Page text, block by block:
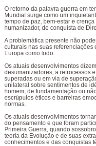
O retorno da palavra guerra em
Mundial surge como um
tempo de paz, bem-estar e
humanizador, de conquista de
A problemática presente não
culturais nas suas referenciações
Europa como todo.
Os atuais desenvolvimentos
desumanizadores, a retrocessos
superadas ou em via de
unilateral sobre sentimentos de
homem, de fundamentação ou
escrúpulos éticos e barreiras
normas.
Os atuais desenvolvimentos
do pensamento e que foram
Primeira Guerra, quando
teoria da Evolução e de suas
conhecimentos e das conquistas